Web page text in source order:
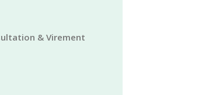
& Virement